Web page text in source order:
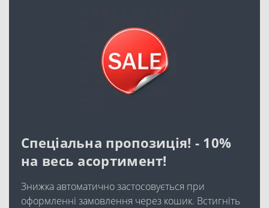
Спеціальна пропозиція! - 10%
на весь асортимент!
Знижка автоматично застосовується при
оформленні замовлення через кошик. Встигніть